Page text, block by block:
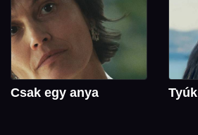
Csak egy anya Tyúk